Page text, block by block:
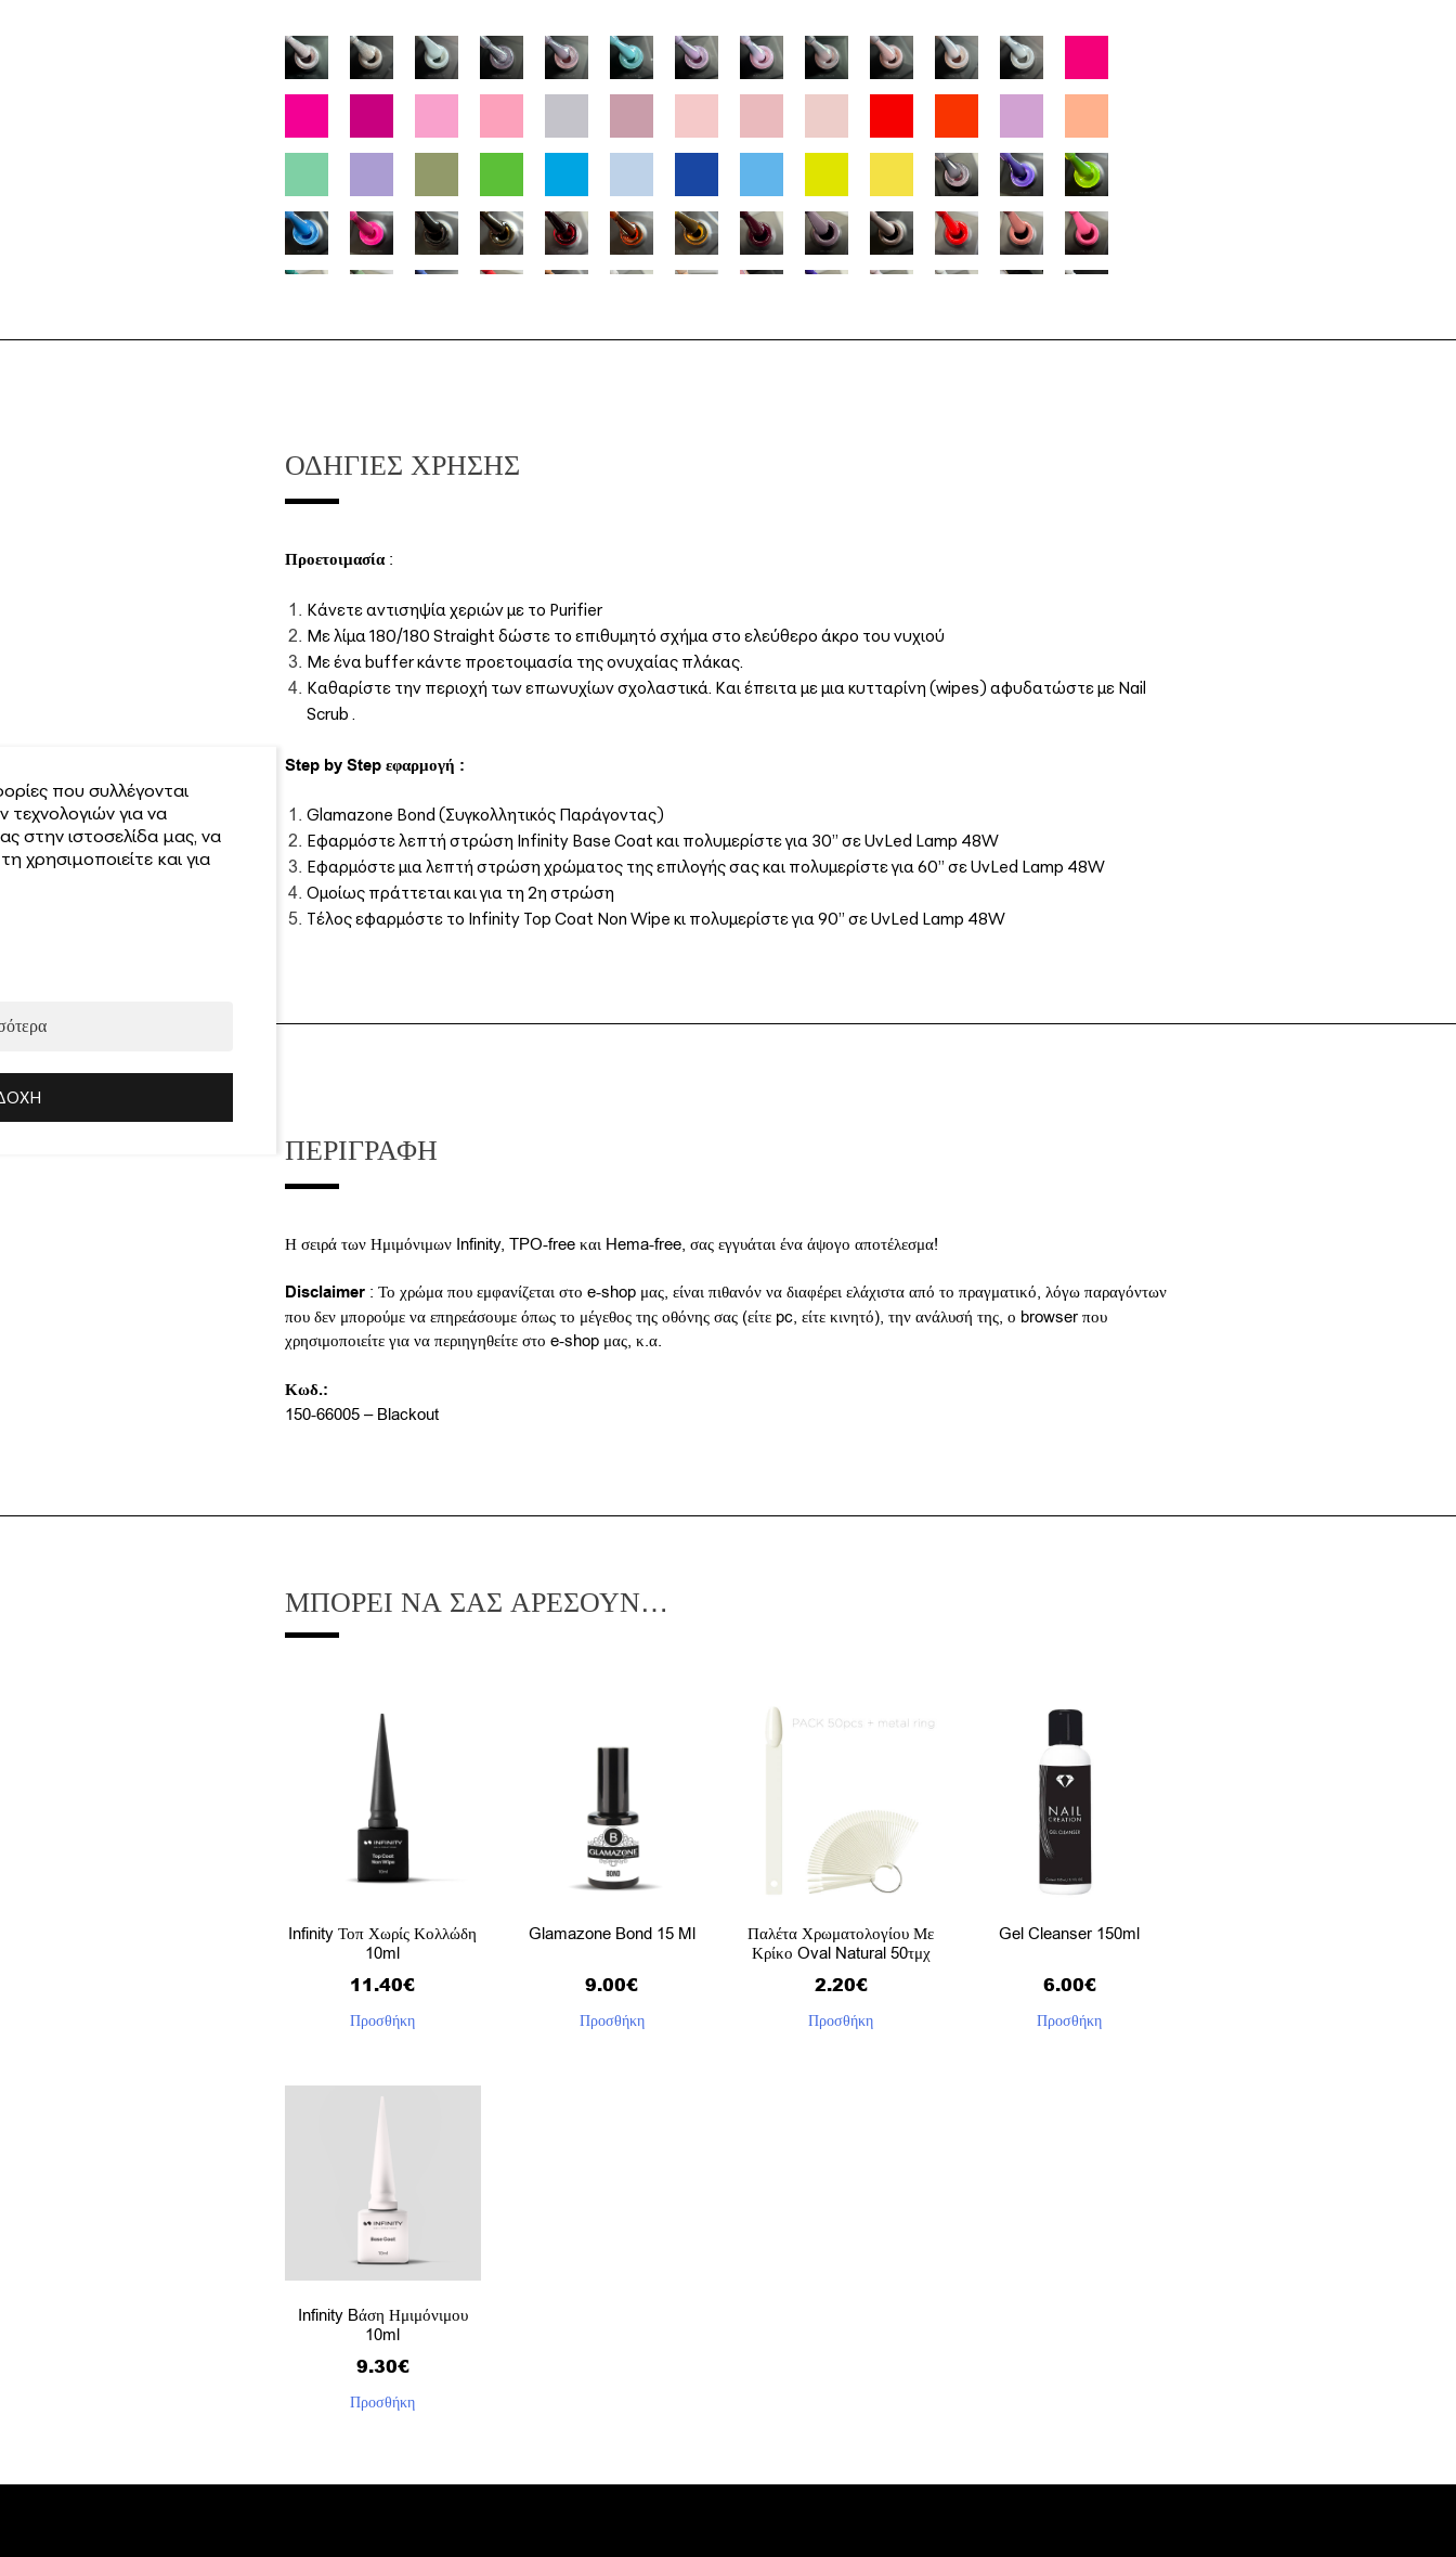
ΟΔΗΓΊΕΣ ΧΡΉΣΗΣ
Προετοιμασία:
Κάνετε αντισηψία χεριών με το Purifier
Με λίμα 180/180 Straight δώστε το επιθυμητό σχήμα στο ελεύθερο άκρο του νυχιού
Με ένα buffer κάντε προετοιμασία της ονυχαίας πλάκας.
Καθαρίστε την περιοχή των επωνυχίων σχολαστικά. Και έπειτα με μια κυτταρίνη (wipes) αφυδατώστε με Nail
Scrub .
Step by Step εφαρμογή :
Glamazone Bond (Συγκολλητικός Παράγοντας)
Εφαρμόστε λεπτή στρώση Infinity Base Coat και πολυμερίστε για 30’’ σε UvLed Lamp 48W
Εφαρμόστε μια λεπτή στρώση χρώματος της επιλογής σας και πολυμερίστε για 60’’ σε UvLed Lamp 48W
Ομοίως πράττεται και για τη 2η στρώση
Τέλος εφαρμόστε το Infinity Top Coat Non Wipe κι πολυμερίστε για 90’’ σε UvLed Lamp 48W
ΠΕΡΙΓΡΑΦΉ
Η σειρά των Ημιμόνιμων Infinity, TPO-free και Hema-free, σας εγγυάται ένα άψογο αποτέλεσμα!
Disclaimer : Το χρώμα που εμφανίζεται στο e-shop μας, είναι πιθανόν να διαφέρει ελάχιστα από το πραγματικό, λόγω παραγόντων
που δεν μπορούμε να επηρεάσουμε όπως το μέγεθος της οθόνης σας (είτε pc, είτε κινητό), την ανάλυσή της, ο browser που
χρησιμοποιείτε για να περιηγηθείτε στο e-shop μας, κ.α.
Κωδ.:
150-66005 – Blackout
ΜΠΟΡΕΊ ΝΑ ΣΑΣ ΑΡΈΣΟΥΝ…
Infinity Τοπ Χωρίς Κολλώδη
10ml
11.40€
Προσθήκη
Glamazone Bond 15 Ml
9.00€
Προσθήκη
Παλέτα Χρωματολογίου Με
Κρίκο Oval Natural 50τμχ
2.20€
Προσθήκη
Gel Cleanser 150ml
6.00€
Προσθήκη
Infinity Bάση Ημιμόνιμου
10ml
9.30€
Προσθήκη
που συλλέγονται
για να
στην ιστοσελίδα μας, να
χρησιμοποιείτε και για